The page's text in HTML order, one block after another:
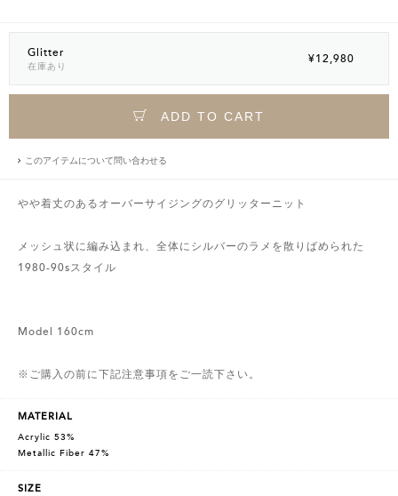
Glitter
在庫あり
¥12,980
ADD TO CART
このアイテムについて問い合わせる
やや着丈のあるオーバーサイジングのグリッターニット
メッシュ状に編み込まれ、全体にシルバーのラメを散りばめられた
1980-90sスタイル
Model 160cm
※ご購入の前に下記注意事項をご一読下さい。
MATERIAL
Acrylic 53%
Metallic Fiber 47%
SIZE